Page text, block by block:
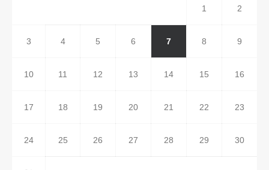
1 2
3 4 5 6 7 8 9
10 11 12 13 14 15 16
17 18 19 20 21 22 23
24 25 26 27 28 29 30